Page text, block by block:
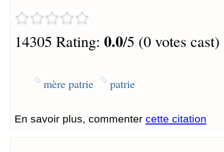
14305 Rating: 0.0/5 (0 votes cast)
mère patrie patrie
En savoir plus, commenter cette citation